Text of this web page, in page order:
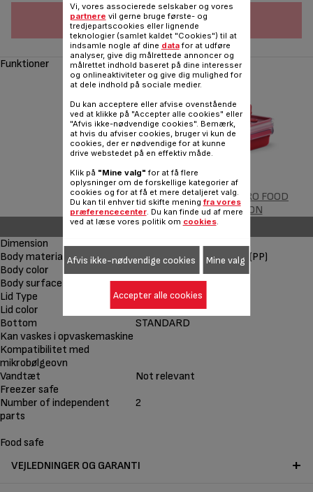
FØJ TIL INDKØBSVOGN
Funktioner
MASTERSEAL MICRO FOOD
CONSERVATION
Other features
Dimension
0,8 L
Body material
Plastic - Polypropylenex (PP)
Body color
RØD
Body surface finish
Opaque - High Gloss
Lid Type
CLIP-FRESHNESS SEAL
Lid color
RØD
Bottom
STANDARD
Kan vaskes i opvaskemaskine
Kompatibilitet med
mikrobølgeovn
Vandtæt
Not relevant
Freezer safe
Number of independent
parts
2
Food safe
VEJLEDNINGER OG GARANTI
Vi, vores associerede selskaber og vores
partnere vil gerne bruge første- og
tredjepartscookies eller lignende
teknologier (samlet kaldet "Cookies") til at
indsamle nogle af dine datafor at udføre
analyser, give dig målrettede annoncer og
målrettet indhold baseret på dine interesser
og onlineaktiviteter og give dig mulighed for
at dele indhold på sociale medier.
Du kan acceptere eller afvise ovenstående
ved at klikke på "Accepter alle cookies" eller
"Afvis ikke-nødvendige cookies". Bemærk,
at hvis du afviser cookies, bruger vi kun de
cookies, der er nødvendige for at kunne
drive webstedet på en effektiv måde.
Klik på "Mine valg" for at få flere
oplysninger om de forskellige kategorier af
cookies og for at få et mere detaljeret valg.
Du kan til enhver tid skifte mening fra vores
præferencecenter. Du kan finde ud af mere
ved at læse vores politik om cookies.
Afvis ikke-nødvendige cookies Mine valg
Accepter alle cookies